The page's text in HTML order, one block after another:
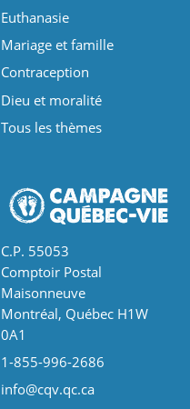
Euthanasie
Mariage et famille
Contraception
Dieu et moralité
Tous les thèmes
C.P. 55053
Comptoir Postal
Maisonneuve
Montréal, Québec H1W
0A1
1-855-996-2686
info@cqv.qc.ca